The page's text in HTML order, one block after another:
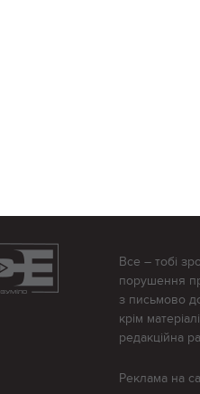
Все – тобі
порушення
з письмово
крім
редакційна
Реклама на